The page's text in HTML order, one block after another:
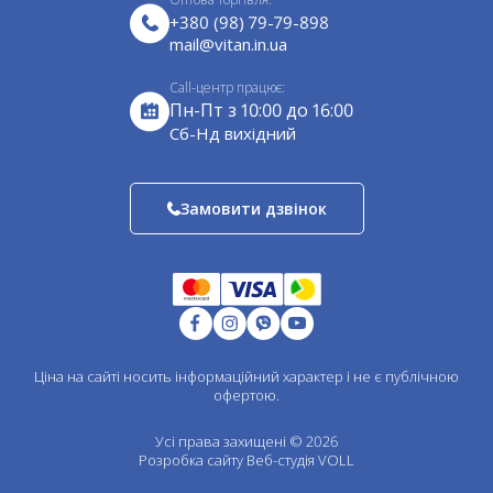
непереборної сили (пожежа, блискавка, повінь,
ураган).
Сертифікати
Завантажити прайс-лист
Подушки декоративні
Санки
Для барбекю
Оцинковані водостічні системи
Водостічні системи ф140
Пластикові водост. системи ф90
Пластикові водост. системи ф130
Оцинковані елементи покрівлі
Елементи для вентиляції цинк
Двостінні елементи димоходу
Одностінні ел. димоходу зварний шов
Двостінні ел. димоходу зварний шов
Перехідники
+380 (98) 79-79-898
mail@vitan.in.ua
Call-центр працює:
Пн-Пт з 10:00 до 16:00
Cб-Нд вихідний
Замовити дзвінок
Ціна на сайті носить інформаційний характер і не є публічною
офертою.
Усі права захищені © 2026
Розробка сайту Веб-студія VOLL